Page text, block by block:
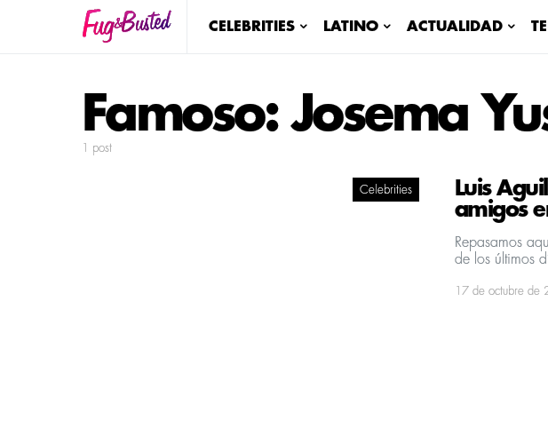
CELEBRITIES LATINO ACTUALIDAD
Famoso:Josema
1 post
Celebrities
Luis
amigos
Repasamos
de los últimos
17 de octubre de